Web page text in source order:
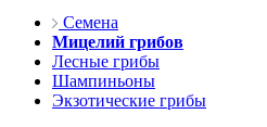
Семена
Мицелий грибов
Лесные грибы
Шампиньоны
Экзотические грибы